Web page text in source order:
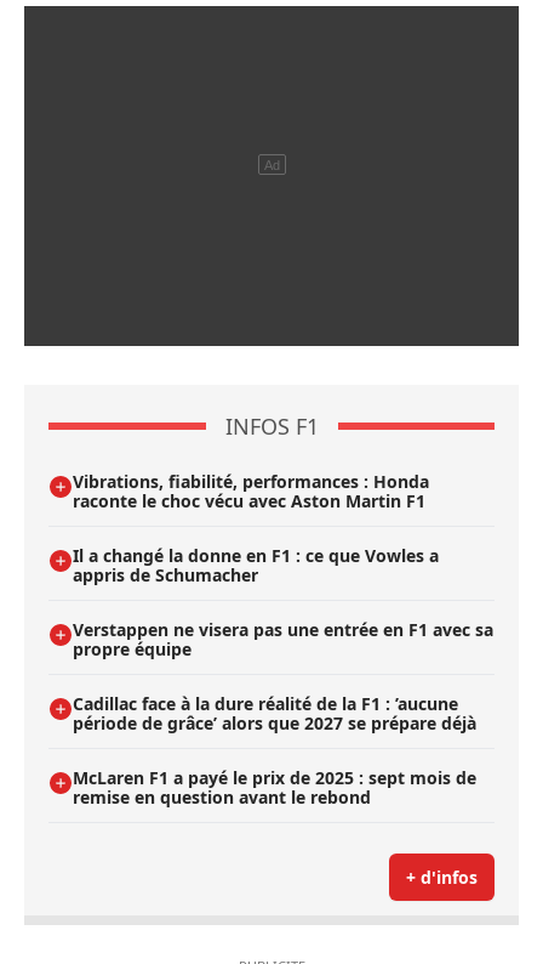
INFOS F1
Vibrations, fiabilité, performances : Honda
raconte le choc vécu avec Aston Martin F1
Il a changé la donne en F1 : ce que Vowles a
appris de Schumacher
Verstappen ne visera pas une entrée en F1 avec sa
propre équipe
Cadillac face à la dure réalité de la F1 : ’aucune
période de grâce’ alors que 2027 se prépare déjà
McLaren F1 a payé le prix de 2025 : sept mois de
remise en question avant le rebond
+ d'infos